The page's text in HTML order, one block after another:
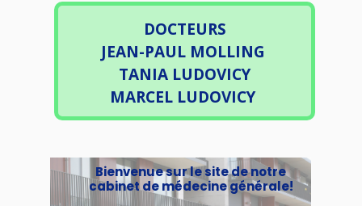
DOCTEURS
JEAN-PAUL MOLLING
TANIA LUDOVICY
MARCEL LUDOVICY
Bienvenue sur le site de notre
cabinet de médecine générale!